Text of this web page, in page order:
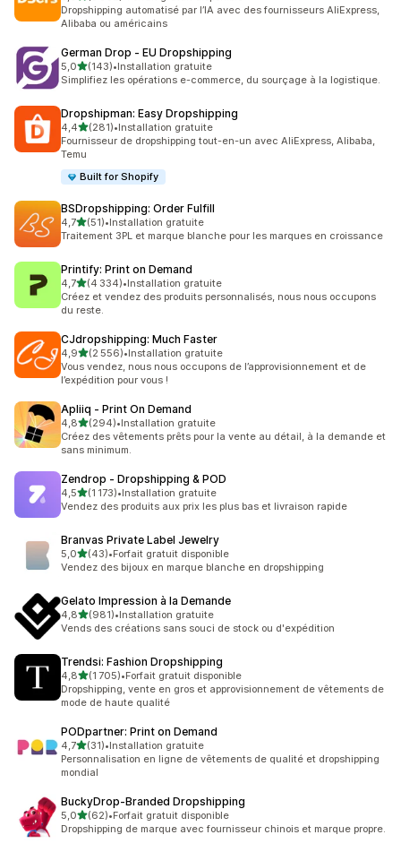
Dropshipping automatisé par l’IA avec des fournisseurs AliExpress,
Alibaba ou américains
German Drop ‑ EU Dropshipping
5,0étoile(s) sur 5
(143)
143 avis au total
•Installation gratuite
Simplifiez les opérations e-commerce, du sourçage à la logistique.
Dropshipman: Easy Dropshipping
4,4étoile(s) sur 5
(281)
281 avis au total
•Installation gratuite
Fournisseur de dropshipping tout-en-un avec AliExpress, Alibaba,
Temu
Built for Shopify
BSDropshipping: Order Fulfill
4,7étoile(s) sur 5
(51)
51 avis au total
•Installation gratuite
Traitement 3PL et marque blanche pour les marques en croissance
Printify: Print on Demand
4,7étoile(s) sur 5
(4 334)
4334 avis au total
•Installation gratuite
Créez et vendez des produits personnalisés, nous nous occupons
du reste.
CJdropshipping: Much Faster
4,9étoile(s) sur 5
(2 556)
2556 avis au total
•Installation gratuite
Vous vendez, nous nous occupons de l’approvisionnement et de
l’expédition pour vous !
Apliiq ‑ Print On Demand
4,8étoile(s) sur 5
(294)
294 avis au total
•Installation gratuite
Créez des vêtements prêts pour la vente au détail, à la demande et
sans minimum.
Zendrop ‑ Dropshipping & POD
4,5étoile(s) sur 5
(1 173)
1173 avis au total
•Installation gratuite
Vendez des produits aux prix les plus bas et livraison rapide
Branvas Private Label Jewelry
5,0étoile(s) sur 5
(43)
43 avis au total
•Forfait gratuit disponible
Vendez des bijoux en marque blanche en dropshipping
Gelato Impression à la Demande
4,8étoile(s) sur 5
(981)
981 avis au total
•Installation gratuite
Vends des créations sans souci de stock ou d'expédition
Trendsi: Fashion Dropshipping
4,8étoile(s) sur 5
(1 705)
1705 avis au total
•Forfait gratuit disponible
Dropshipping, vente en gros et approvisionnement de vêtements de
mode de haute qualité
PODpartner: Print on Demand
4,7étoile(s) sur 5
(31)
31 avis au total
•Installation gratuite
Personnalisation en ligne de vêtements de qualité et dropshipping
mondial
BuckyDrop‑Branded Dropshipping
5,0étoile(s) sur 5
(62)
62 avis au total
•Forfait gratuit disponible
Dropshipping de marque avec fournisseur chinois et marque propre.